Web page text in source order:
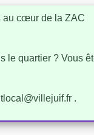
au cœur de la ZAC
le quartier ? Vous
.